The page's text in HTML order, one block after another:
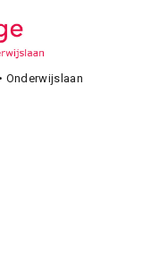
Onderwijslaan